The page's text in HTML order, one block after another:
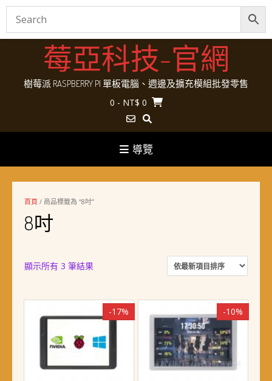
Skip
莓亞科技-官網
樹莓派 RASPBERRY PI 單板電腦、週邊及擴充模組批發零售
0 - NT$ 0
導覽
首頁 / 商品標籤為 “8吋”
8吋
顯示所有 3 筆結果依
項
目
序
-17% -10%